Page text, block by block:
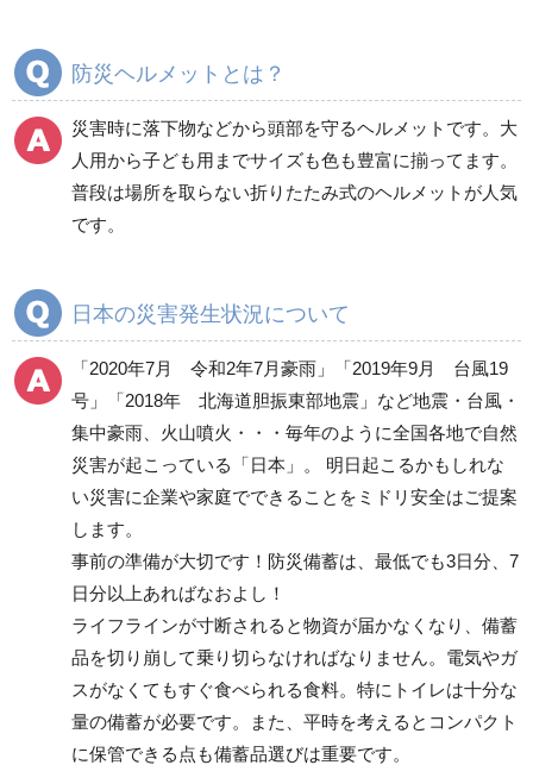
非常用保存食品（非常
食）
食器・調理器具・給水
用品
寝具類
衛生用品
ドリール
避難誘導品
非常持出袋
ヘルメット
避難用セット品
その他
消火用品 救助・復旧用品
救急用品 情報伝達用品
防災ヘルメットとは？
災害時に落下物などから頭部を守るヘルメットです。大
人用から子ども用までサイズも色も豊富に揃ってます。
普段は場所を取らない折りたたみ式のヘルメットが人気
です。
日本の災害発生状況について
「2020年7月 令和2年7月豪雨」「2019年9月 台風19
号」「2018年 北海道胆振東部地震」など地震・台風・
集中豪雨、火山噴火・・・毎年のように全国各地で自然
災害が起こっている「日本」。 明日起こるかもしれな
い災害に企業や家庭でできることをミドリ安全はご提案
します。
事前の準備が大切です！防災備蓄は、最低でも3日分、7
日分以上あればなおよし！
ライフラインが寸断されると物資が届かなくなり、備蓄
品を切り崩して乗り切らなければなりません。電気やガ
スがなくてもすぐ食べられる食料。特にトイレは十分な
量の備蓄が必要です。また、平時を考えるとコンパクト
に保管できる点も備蓄品選びは重要です。